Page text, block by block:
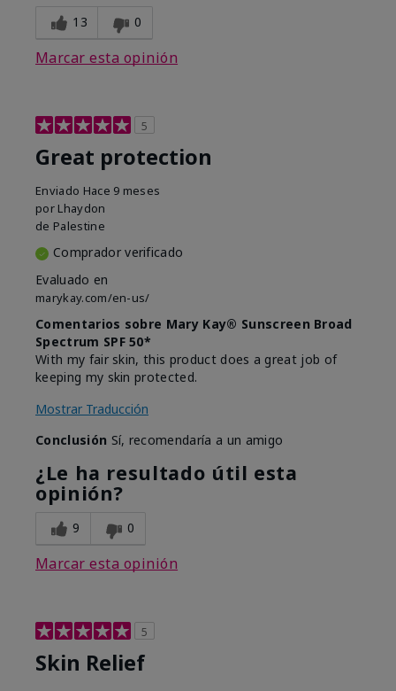
13 0
Marcar esta opinión
5
Great protection
Enviado Hace 9 meses
por Lhaydon
de Palestine
Comprador verificado
Evaluado en
marykay.com/en-us/
Comentarios sobre Mary Kay® Sunscreen Broad
Spectrum SPF 50*
With my fair skin, this product does a great job of
keeping my skin protected.
Mostrar Traducción
Conclusión Sí, recomendaría a un amigo
¿Le ha resultado útil esta
opinión?
9 0
Marcar esta opinión
5
Skin Relief